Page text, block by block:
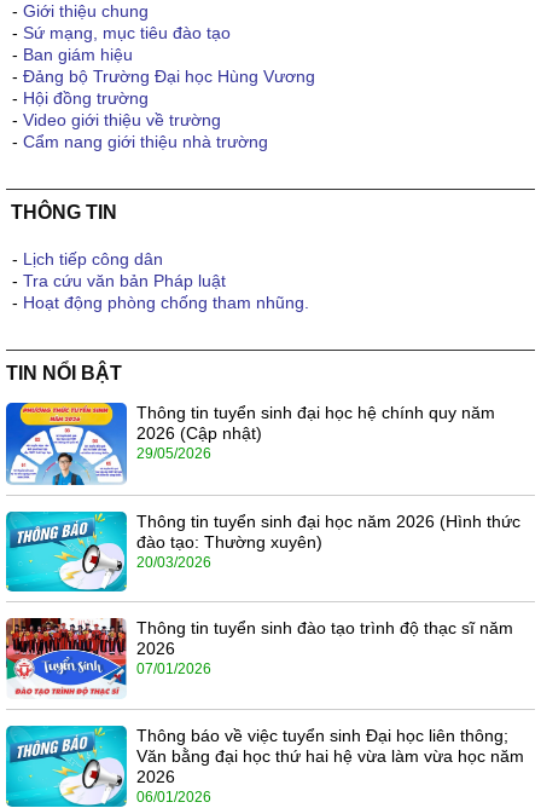
- Giới thiệu chung
- Sứ mạng, mục tiêu đào tạo
- Ban giám hiệu
- Đảng bộ Trường Đại học Hùng Vương
- Hội đồng trường
- Video giới thiệu về trường
- Cẩm nang giới thiệu nhà trường
THÔNG TIN
- Lịch tiếp công dân
- Tra cứu văn bản Pháp luật
- Hoạt động phòng chống tham nhũng.
TIN NỔI BẬT
Thông tin tuyển sinh đại học hệ chính quy năm
2026 (Cập nhật)
29/05/2026
Thông tin tuyển sinh đại học năm 2026 (Hình thức
đào tạo: Thường xuyên)
20/03/2026
Thông tin tuyển sinh đào tạo trình độ thạc sĩ năm
2026
07/01/2026
Thông báo về việc tuyển sinh Đại học liên thông;
Văn bằng đại học thứ hai hệ vừa làm vừa học năm
2026
06/01/2026